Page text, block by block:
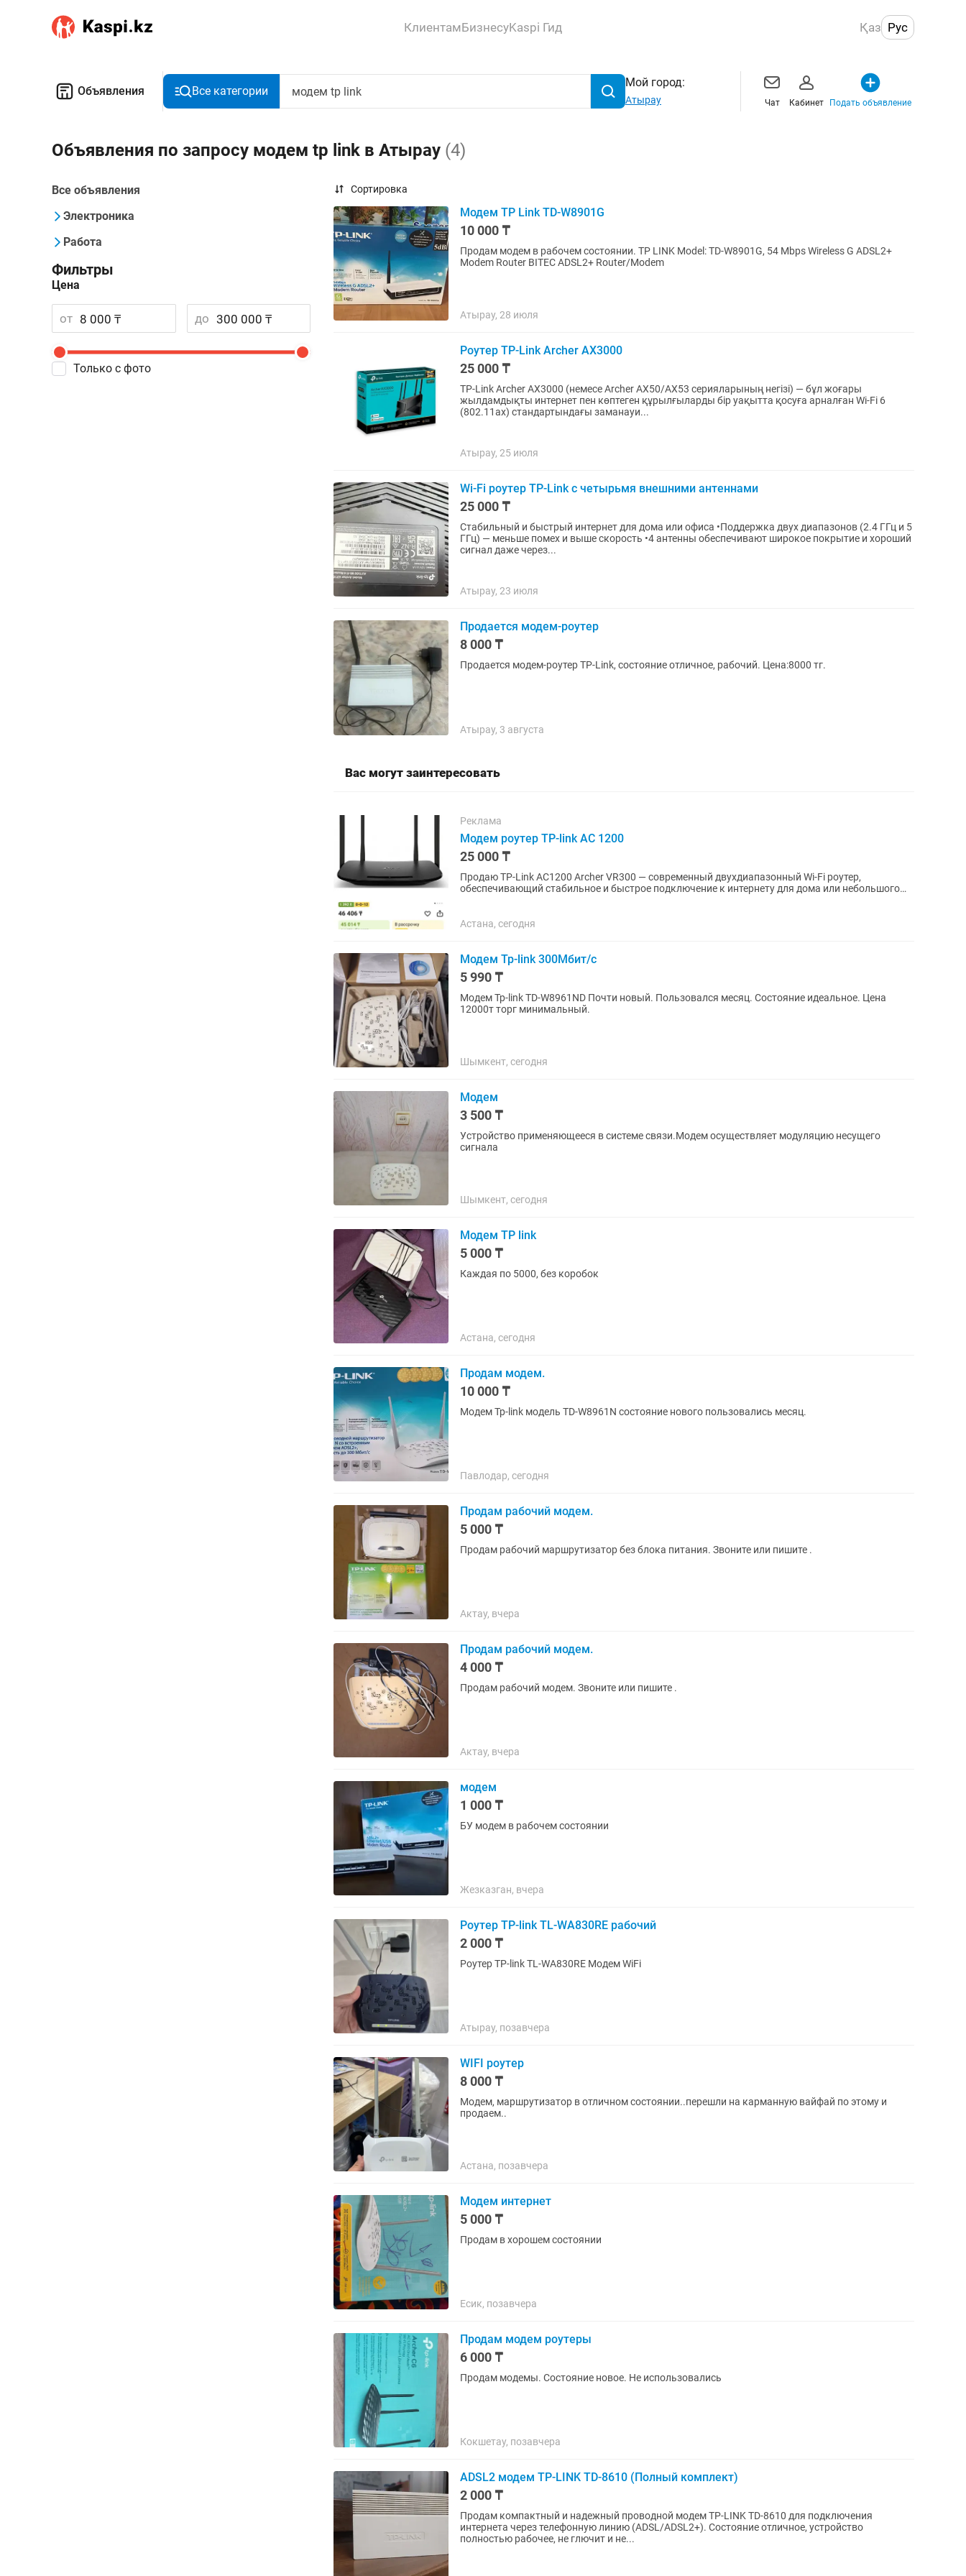
КлиентамБизнесуKaspi Гид Қаз Рус
Объявления Все категории
Мой город:
Атырау Чат Кабинет Подать объявление
Объявления по запросу модем tp link в Атырау (4)
Все объявления
Электроника
Работа
Фильтры
Цена
от до
Только с фото
Сортировка
Модем TP Link TD-W8901G
10 000 ₸
Продам модем в рабочем состоянии. TP LINK Model: TD-W8901G, 54 Mbps Wireless G ADSL2+
Modem Router BITEC ADSL2+ Router/Modem
Атырау, 28 июля
Роутер TP-Link Archer AX3000
25 000 ₸
TP-Link Archer AX3000 (немесе Archer AX50/AX53 серияларының негізі) — бұл жоғары
жылдамдықты интернет пен көптеген құрылғыларды бір уақытта қосуға арналған Wi-Fi 6
(802.11ax) стандартындағы заманауи...
Атырау, 25 июля
Wi-Fi роутер TP-Link с четырьмя внешними антеннами
25 000 ₸
Стабильный и быстрый интернет для дома или офиса •Поддержка двух диапазонов (2.4 ГГц и 5
ГГц) — меньше помех и выше скорость •4 антенны обеспечивают широкое покрытие и хороший
сигнал даже через...
Атырау, 23 июля
Продается модем-роутер
8 000 ₸
Продается модем-роутер TP-Link, состояние отличное, рабочий. Цена:8000 тг.
Атырау, 3 августа
Вас могут заинтересовать
Реклама
Модем роутер TP-link AC 1200
25 000 ₸
Продаю TP-Link AC1200 Archer VR300 — современный двухдиапазонный Wi-Fi роутер,
обеспечивающий стабильное и быстрое подключение к интернету для дома или небольшого
Астана, сегодня
Модем Tp-link 300Мбит/с
5 990 ₸
Модем Tp-link TD-W8961ND Почти новый. Пользовался месяц. Состояние идеальное. Цена
12000т торг минимальный.
Шымкент, сегодня
Модем
3 500 ₸
Устройство применяющееся в системе связи.Модем осуществляет модуляцию несущего
сигнала
Шымкент, сегодня
Модем TP link
5 000 ₸
Каждая по 5000, без коробок
Астана, сегодня
Продам модем.
10 000 ₸
Модем Tp-link модель TD-W8961N состояние нового пользовались месяц.
Павлодар, сегодня
Продам рабочий модем.
5 000 ₸
Продам рабочий маршрутизатор без блока питания. Звоните или пишите .
Актау, вчера
Продам рабочий модем.
4 000 ₸
Продам рабочий модем. Звоните или пишите .
Актау, вчера
модем
1 000 ₸
БУ модем в рабочем состоянии
Жезказган, вчера
Роутер ТP-link TL-WA830RE рабочий
2 000 ₸
Роутер ТР-link TL-WA830RE Модем WiFi
Атырау, позавчера
WIFI роутер
8 000 ₸
Модем, маршрутизатор в отличном состоянии..перешли на карманную вайфай по этому и
продаем..
Астана, позавчера
Модем интернет
5 000 ₸
Продам в хорошем состоянии
Есик, позавчера
Продам модем роутеры
6 000 ₸
Продам модемы. Состояние новое. Не использовались
Кокшетау, позавчера
ADSL2 модем TP-LINK TD-8610 (Полный комплект)
2 000 ₸
Продам компактный и надежный проводной модем TP-LINK TD-8610 для подключения
интернета через телефонную линию (ADSL/ADSL2+). Состояние отличное, устройство
полностью рабочее, не глючит и не...